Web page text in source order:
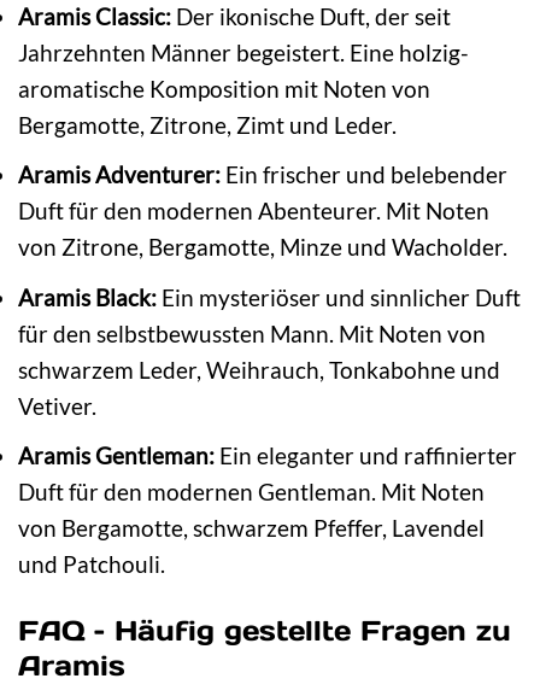
Aramis Classic: Der ikonische Duft, der seit
Jahrzehnten Männer begeistert. Eine holzig-
aromatische Komposition mit Noten von
Bergamotte, Zitrone, Zimt und Leder.
Aramis Adventurer: Ein frischer und belebender
Duft für den modernen Abenteurer. Mit Noten
von Zitrone, Bergamotte, Minze und Wacholder.
Aramis Black: Ein mysteriöser und sinnlicher Duft
für den selbstbewussten Mann. Mit Noten von
schwarzem Leder, Weihrauch, Tonkabohne und
Vetiver.
Aramis Gentleman: Ein eleganter und raffinierter
Duft für den modernen Gentleman. Mit Noten
von Bergamotte, schwarzem Pfeffer, Lavendel
und Patchouli.
FAQ – Häufig gestellte Fragen zu
Aramis